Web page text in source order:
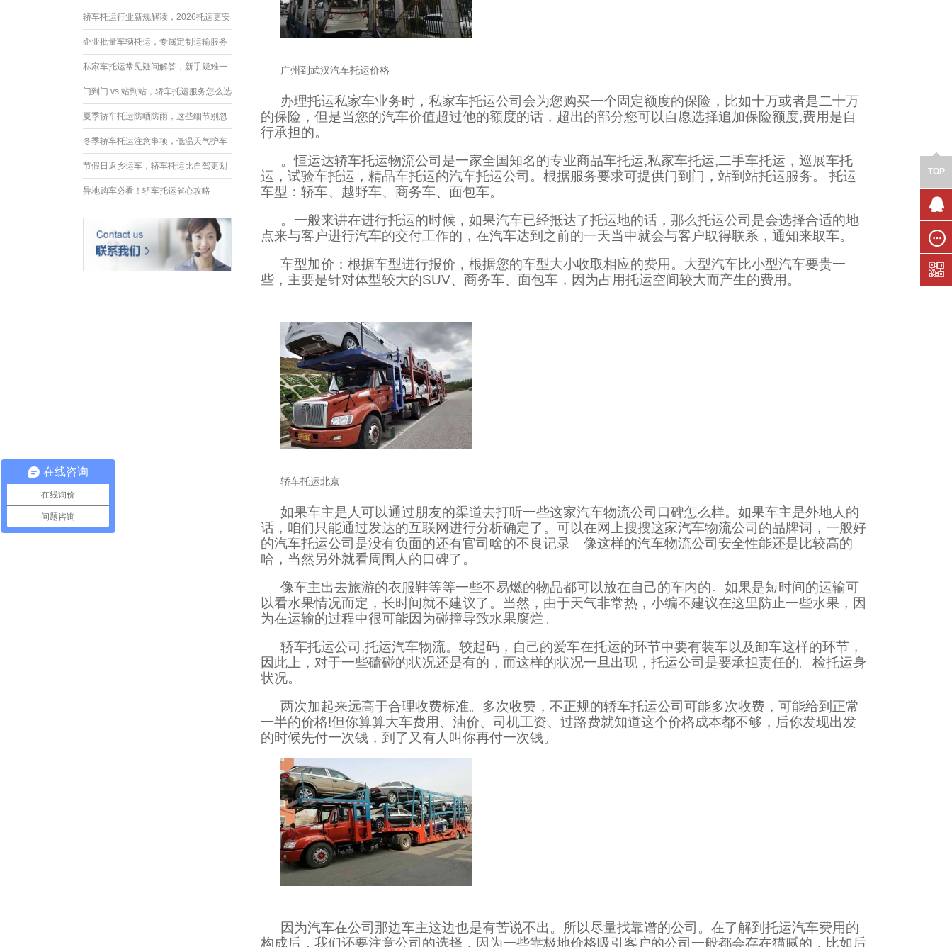
轿车托运行业新规解读，2026托运更安
全规范
企业批量车辆托运，专属定制运输服务
优势
私家车托运常见疑问解答，新手疑难一
次性解决
门到门 vs 站到站，轿车托运服务怎么选
夏季轿车托运防晒防雨，这些细节别忽
略
冬季轿车托运注意事项，低温天气护车
指南
节假日返乡运车，轿车托运比自驾更划
算
异地购车必看！轿车托运省心攻略
广州到武汉汽车托运价格
办理托运私家车业务时，私家车托运公司会为您购买一个固定额度的保险，比如十万或者是二十万
的保险，但是当您的汽车价值超过他的额度的话，超出的部分您可以自愿选择追加保险额度,费用是自
行承担的。
。恒运达轿车托运物流公司是一家全国知名的专业商品车托运,私家车托运,二手车托运，巡展车托
运，试验车托运，精品车托运的汽车托运公司。根据服务要求可提供门到门，站到站托运服务。 托运
车型：轿车、越野车、商务车、面包车。
。一般来讲在进行托运的时候，如果汽车已经抵达了托运地的话，那么托运公司是会选择合适的地
点来与客户进行汽车的交付工作的，在汽车达到之前的一天当中就会与客户取得联系，通知来取车。
车型加价：根据车型进行报价，根据您的车型大小收取相应的费用。大型汽车比小型汽车要贵一
些，主要是针对体型较大的SUV、商务车、面包车，因为占用托运空间较大而产生的费用。
轿车托运北京
如果车主是人可以通过朋友的渠道去打听一些这家汽车物流公司口碑怎么样。如果车主是外地人的
话，咱们只能通过发达的互联网进行分析确定了。可以在网上搜搜这家汽车物流公司的品牌词，一般好
的汽车托运公司是没有负面的还有官司啥的不良记录。像这样的汽车物流公司安全性能还是比较高的
哈，当然另外就看周围人的口碑了。
像车主出去旅游的衣服鞋等等一些不易燃的物品都可以放在自己的车内的。如果是短时间的运输可
以看水果情况而定，长时间就不建议了。当然，由于天气非常热，小编不建议在这里防止一些水果，因
为在运输的过程中很可能因为碰撞导致水果腐烂。
轿车托运公司,托运汽车物流。较起码，自己的爱车在托运的环节中要有装车以及卸车这样的环节，
因此上，对于一些磕碰的状况还是有的，而这样的状况一旦出现，托运公司是要承担责任的。检托运身
状况。
两次加起来远高于合理收费标准。多次收费，不正规的轿车托运公司可能多次收费，可能给到正常
一半的价格!但你算算大车费用、油价、司机工资、过路费就知道这个价格成本都不够，后你发现出发
的时候先付一次钱，到了又有人叫你再付一次钱。
因为汽车在公司那边车主这边也是有苦说不出。所以尽量找靠谱的公司。在了解到托运汽车费用的
构成后，我们还要注意公司的选择，因为一些靠极地价格吸引客户的公司一般都会存在猫腻的，比如后
TOP
在线留
在线咨询
在线询价
问题咨询